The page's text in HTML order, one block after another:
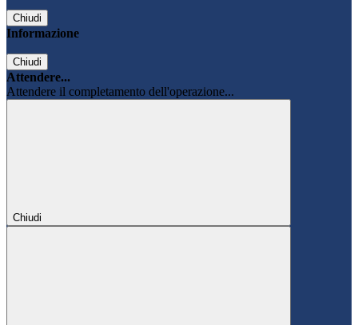
Chiudi
Informazione
Chiudi
Attendere...
Attendere il completamento dell'operazione...
Chiudi